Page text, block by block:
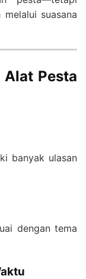
suasana
Pesta
banyak ulasan
dengan tema